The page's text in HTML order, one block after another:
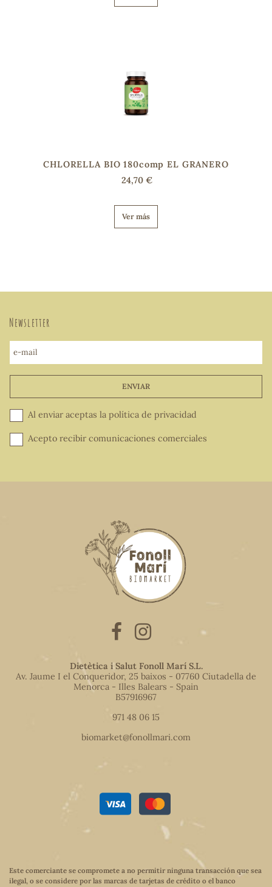
CHLORELLA BIO 180comp EL GRANERO
24,70 €
Ver más
Newsletter
e-mail
ENVIAR
Al enviar aceptas la política de privacidad
Acepto recibir comunicaciones comerciales
Dietètica i Salut Fonoll Marí S.L.
Av. Jaume I el Conqueridor, 25 baixos - 07760 Ciutadella de
Menorca - Illes Balears - Spain
B57916967
971 48 06 15
biomarket@fonollmari.com
Este comerciante se compromete a no permitir ninguna transacción que sea
ilegal, o se considere por las marcas de tarjetas de crédito o el banco